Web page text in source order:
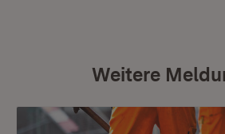
Weitere